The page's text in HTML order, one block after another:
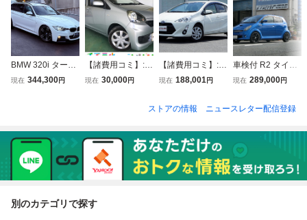
BMW 320i ターボ
Mスポーツ・イン
ホイール
現在 344,300円
【諸費用コミ】:沖
縄県発 現状販売
300S
現在 30,000円
【諸費用コミ】:青
森県 八戸発 H27
消渡し 抹消謄本O
DAA-NHP10
現在 188,001円
車検付 R2 タイプ
SS DOHC4気筒ス
ード 車高調 陸送
ルーフ塗装済 Tベ
ルト済
現在 289,000円
ストアの情報 ニュースレター配信登録
別のカテゴリで探す